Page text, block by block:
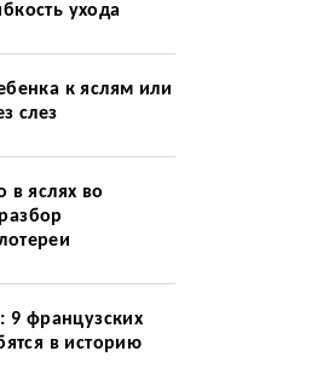
ухода
к яслям или
слез
в яслях во
9 французских
в историю